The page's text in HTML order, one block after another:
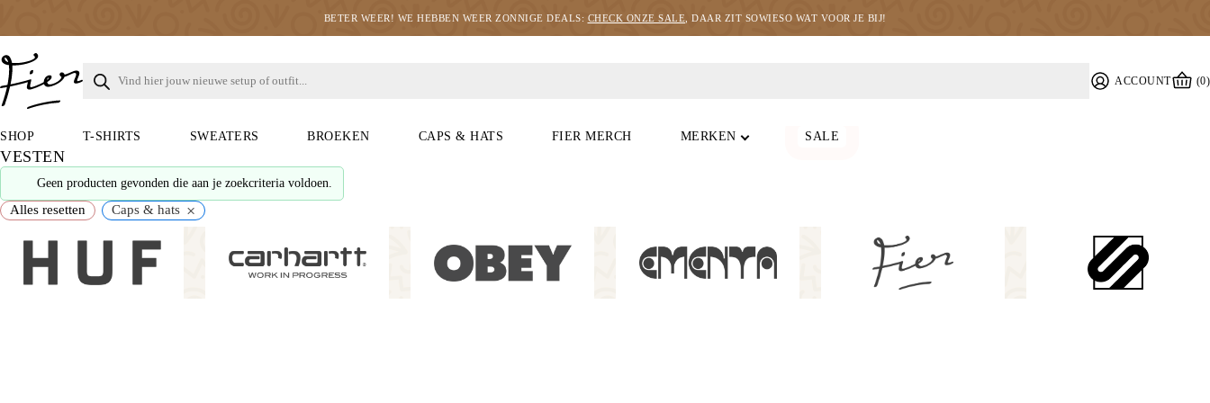
BETER WEER! WE HEBBEN WEER ZONNIGE DEALS: CHECK ONZE SALE , DAAR ZIT SOWIESO WAT VOOR JE BIJ!
ACCOUNT (0)
SHOP T-SHIRTS SWEATERS BROEKEN CAPS & HATS FIER MERCH MERKEN SALE
VESTEN
Geen producten gevonden die aan je zoekcriteria voldoen.
Alles resetten Caps & hats ×